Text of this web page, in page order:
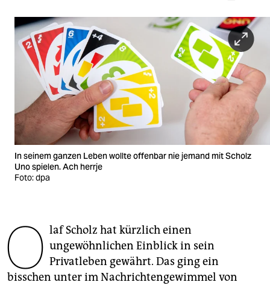
wahrheit
verlag
verlag
veranstaltungen
shop
fragen & hilfe
unterstützen
epaper login
In seinem ganzen Leben wollte offenbar nie jemand mit Scholz
Uno spielen. Ach herrje
Foto: dpa
O laf Scholz hat kürzlich einen
ungewöhnlichen Einblick in sein
Privatleben gewährt. Das ging ein
bisschen unter im Nachrichtengewimmel von